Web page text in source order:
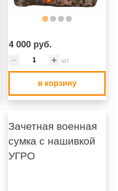
4 000 руб.
шт
в корзину
Зачетная военная
сумка с нашивкой
УГРО